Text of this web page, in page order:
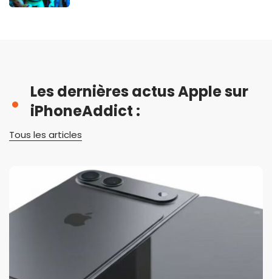
Les dernières actus Apple sur
iPhoneAddict :
Tous les articles